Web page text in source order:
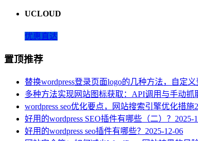
UCLOUD
优惠直达
置顶推荐
替换wordpress登录页面logo的几种方法，自定
多种方法实现网站图标获取：API调用与手动抓
wordpress seo优化要点，网站搜索引擎优化措施
好用的wordpress SEO插件有哪些（二）？ 2025-
好用的wordpress seo插件有哪些？ 2025-12-06